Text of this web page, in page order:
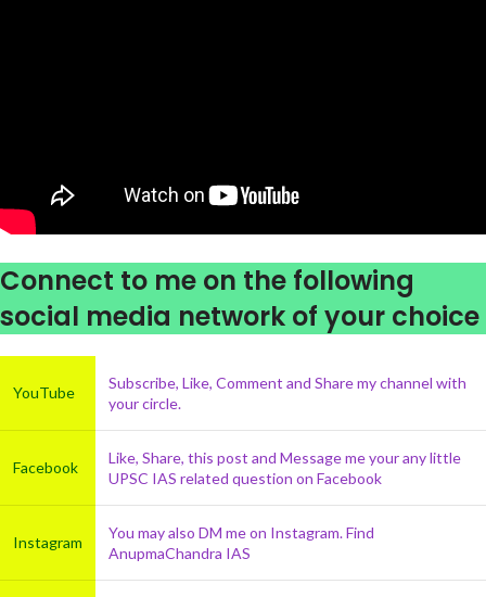
Connect to me on the following
social media network of your choice
YouTube
Subscribe, Like, Comment and Share my channel with
your circle.
Facebook
Like, Share, this post and Message me your any little
UPSC IAS related question on Facebook
Instagram
You may also DM me on Instagram. Find
AnupmaChandra IAS